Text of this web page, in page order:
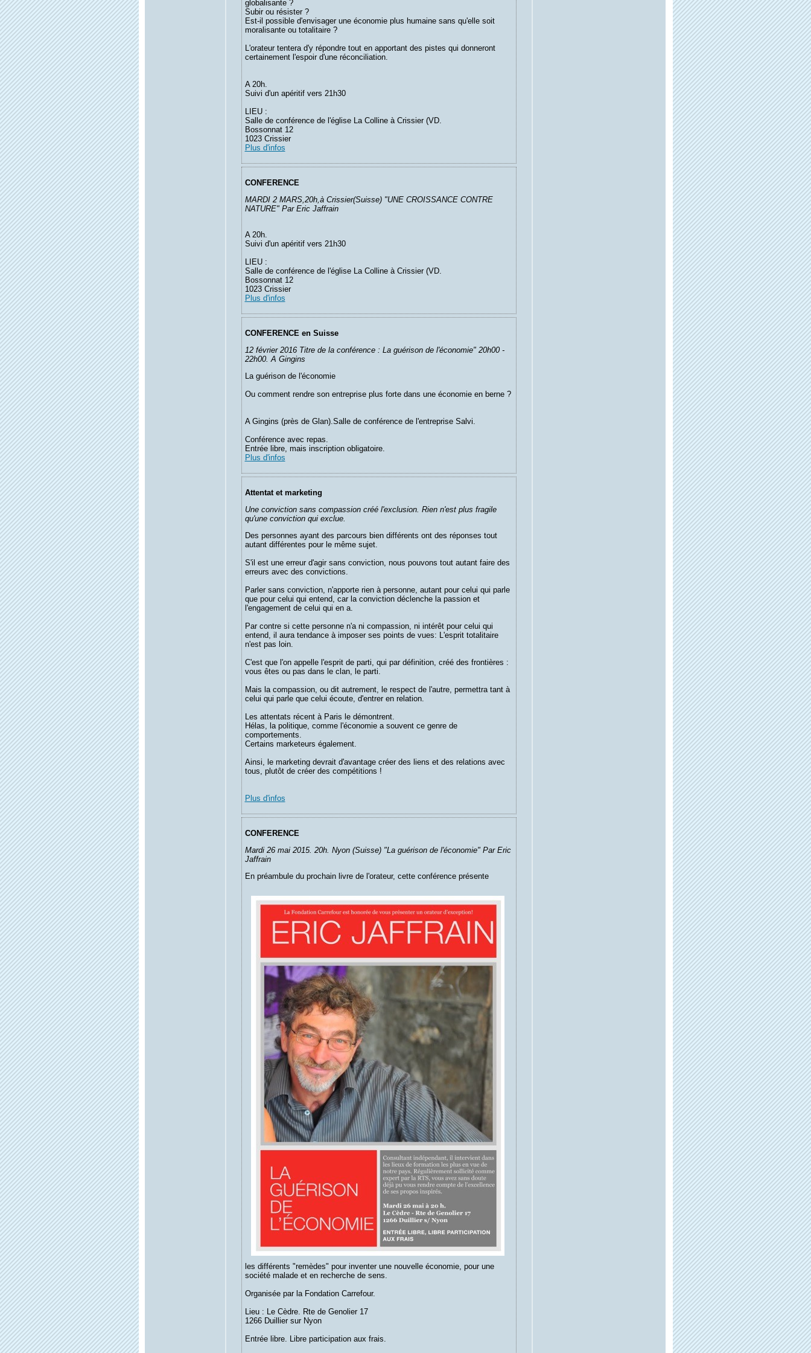
globalisante ?
Subir ou résister ?
Est-il possible d'envisager une économie plus humaine sans qu'elle soit
moralisante ou totalitaire ?
L'orateur tentera d'y répondre tout en apportant des pistes qui donneront
certainement l'espoir d'une réconciliation.
A 20h.
Suivi d'un apéritif vers 21h30
LIEU :
Salle de conférence de l'église La Colline à Crissier (VD.
Bossonnat 12
1023 Crissier
Plus d'infos
CONFERENCE
MARDI 2 MARS,20h,à Crissier(Suisse) "UNE CROISSANCE CONTRE
NATURE" Par Eric Jaffrain
A 20h.
Suivi d'un apéritif vers 21h30
LIEU :
Salle de conférence de l'église La Colline à Crissier (VD.
Bossonnat 12
1023 Crissier
Plus d'infos
CONFERENCE en Suisse
12 février 2016 Titre de la conférence : La guérison de l'économie" 20h00 -
22h00. A Gingins
La guérison de l'économie
Ou comment rendre son entreprise plus forte dans une économie en berne ?
A Gingins (près de Glan).Salle de conférence de l'entreprise Salvi.
Conférence avec repas.
Entrée libre, mais inscription obligatoire.
Plus d'infos
Attentat et marketing
Une conviction sans compassion créé l'exclusion. Rien n'est plus fragile
qu'une conviction qui exclue.
Des personnes ayant des parcours bien différents ont des réponses tout
autant différentes pour le même sujet.
S'il est une erreur d'agir sans conviction, nous pouvons tout autant faire des
erreurs avec des convictions.
Parler sans conviction, n'apporte rien à personne, autant pour celui qui parle
que pour celui qui entend, car la conviction déclenche la passion et
l'engagement de celui qui en a.
Par contre si cette personne n'a ni compassion, ni intérêt pour celui qui
entend, il aura tendance à imposer ses points de vues: L'esprit totalitaire
n'est pas loin.
C'est que l'on appelle l'esprit de parti, qui par définition, créé des frontières :
vous êtes ou pas dans le clan, le parti.
Mais la compassion, ou dit autrement, le respect de l'autre, permettra tant à
celui qui parle que celui écoute, d'entrer en relation.
Les attentats récent à Paris le démontrent.
Hélas, la politique, comme l'économie a souvent ce genre de
comportements.
Certains marketeurs également.
Ainsi, le marketing devrait d'avantage créer des liens et des relations avec
tous, plutôt de créer des compétitions !
Plus d'infos
CONFERENCE
Mardi 26 mai 2015. 20h. Nyon (Suisse) "La guérison de l'économie" Par Eric
Jaffrain
En préambule du prochain livre de l'orateur, cette conférence présente
les différents "remèdes" pour inventer une nouvelle économie, pour une
société malade et en recherche de sens.
Organisée par la Fondation Carrefour.
Lieu : Le Cèdre. Rte de Genolier 17
1266 Duillier sur Nyon
Entrée libre. Libre participation aux frais.